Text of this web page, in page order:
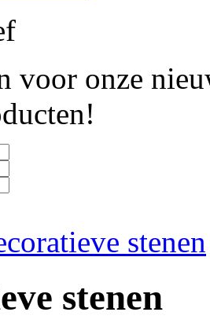
voor onze
stenen
stenen